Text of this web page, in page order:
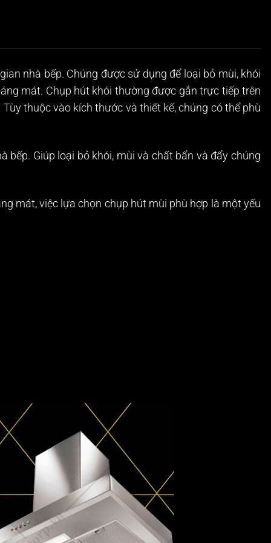
nhà bếp. Chúng được sử dụng để loại bỏ mùi, khói
mát. Chụp hút khói thường được gắn trực tiếp trên
thuộc vào kích thước và thiết kế, chúng có thể phù
Giúp loại bỏ khói, mùi và chất bẩn và đẩy chúng
mát, việc lựa chọn chụp hút mùi phù hợp là một yếu